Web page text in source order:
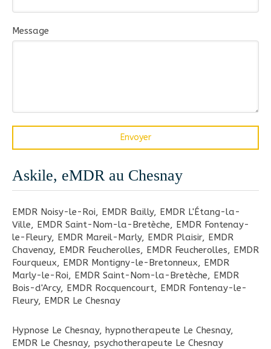
Message
Envoyer
Askile, eMDR au Chesnay
EMDR Noisy-le-Roi, EMDR Bailly, EMDR L'Étang-la-
Ville, EMDR Saint-Nom-la-Bretèche, EMDR Fontenay-
le-Fleury, EMDR Mareil-Marly, EMDR Plaisir, EMDR
Chavenay, EMDR Feucherolles, EMDR Feucherolles, EMDR
Fourqueux, EMDR Montigny-le-Bretonneux, EMDR
Marly-le-Roi, EMDR Saint-Nom-la-Bretèche, EMDR
Bois-d'Arcy, EMDR Rocquencourt, EMDR Fontenay-le-
Fleury, EMDR Le Chesnay
Hypnose Le Chesnay, hypnotherapeute Le Chesnay,
EMDR Le Chesnay, psychotherapeute Le Chesnay